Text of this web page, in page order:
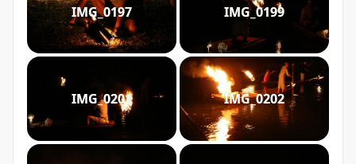
IMG_0197 IMG_0199
IMG_0201 IMG_0202